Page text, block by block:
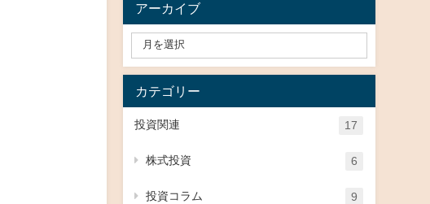
アーカイブ
カテゴリー
投資関連 17
株式投資 6
投資コラム 9